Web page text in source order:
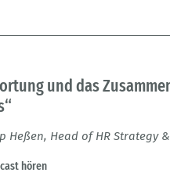
und das
Heßen, Head of HR Strategy
hören